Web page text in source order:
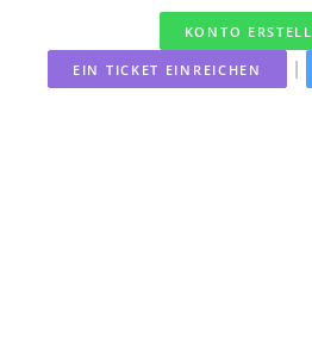
KONTO
EIN TICKET EINREICHEN |